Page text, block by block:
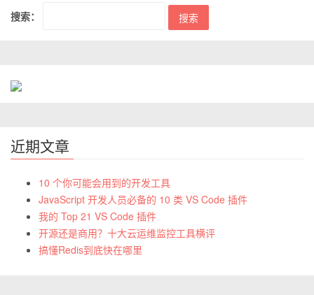
搜索：
近期文章
10 个你可能会用到的开发工具
JavaScript 开发人员必备的 10 类 VS Code 插件
我的 Top 21 VS Code 插件
开源还是商用？十大云运维监控工具横评
搞懂Redis到底快在哪里